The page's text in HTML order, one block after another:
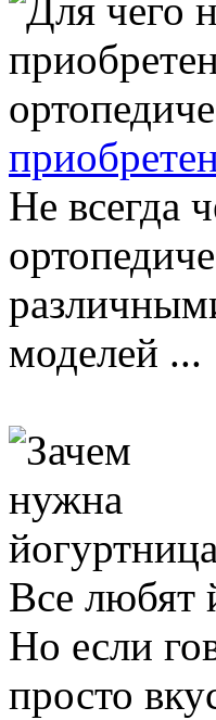
Не всегда
моделей ...
Все любят
Но если
просто